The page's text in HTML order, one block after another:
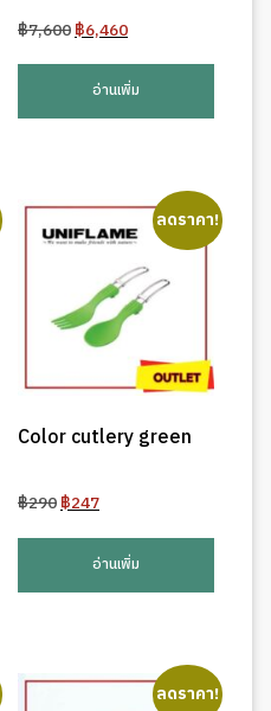
฿7,600Original
was:
฿7,600.
฿6,460Current
is:
฿6,460.
อ่านเพิ่ม
ลดราคา!
Color cutlery green
฿290Original
฿290.
฿247Current
is:
฿247.
อ่านเพิ่ม
ลดราคา!